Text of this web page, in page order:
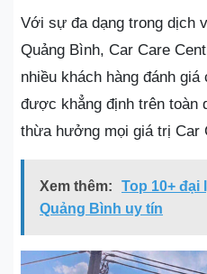
Với sự đa dạng trong dịch
Quảng Bình, Car Care
nhiều khách hàng đánh
được khẳng định trên toàn
thừa hưởng mọi giá trị Car
Xem thêm:
Top 10+ đại
Quảng Bình uy tín